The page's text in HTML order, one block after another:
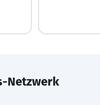
Netzwerk